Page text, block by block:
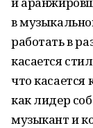
в
работать в
касается
что касается
как лидер
музыкант и